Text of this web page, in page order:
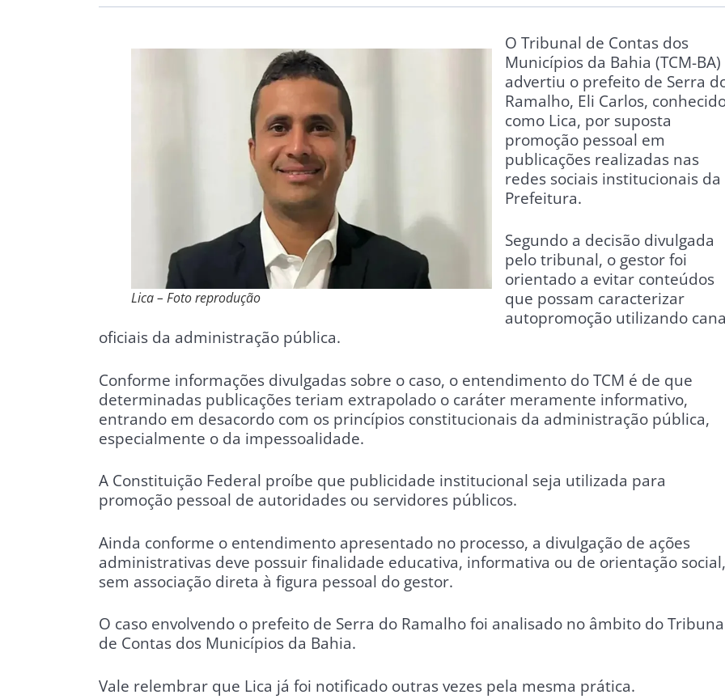
Lica – Foto reprodução
O Tribunal de Contas dos
Municípios da Bahia (TCM-BA)
advertiu o prefeito de Serra
Ramalho, Eli Carlos,
como Lica, por suposta
promoção pessoal em
publicações realizadas nas
redes sociais institucionais da
Prefeitura.
Segundo a decisão divulgada
pelo tribunal, o gestor foi
orientado a evitar conteúdos
que possam caracterizar
autopromoção utilizando
oficiais da administração pública.
Conforme informações divulgadas sobre o caso, o entendimento do TCM é de que
determinadas publicações teriam extrapolado o caráter meramente informativo,
entrando em desacordo com os princípios constitucionais da administração pública,
especialmente o da impessoalidade.
A Constituição Federal proíbe que publicidade institucional seja utilizada para
promoção pessoal de autoridades ou servidores públicos.
Ainda conforme o entendimento apresentado no processo, a divulgação de ações
administrativas deve possuir finalidade educativa, informativa ou de orientação social,
sem associação direta à figura pessoal do gestor.
O caso envolvendo o prefeito de Serra do Ramalho foi analisado no âmbito do
de Contas dos Municípios da Bahia.
Vale relembrar que Lica já foi notificado outras vezes pela mesma prática.